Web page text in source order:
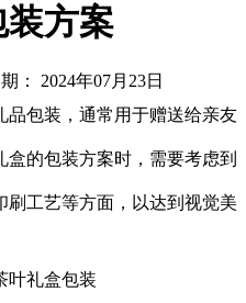
方案
2024年07月23日
品包装，通常用于赠送给亲友
的包装方案时，需要考虑到
工艺等方面，以达到视觉美